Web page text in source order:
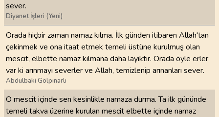
sever.
Diyanet İşleri (Yeni)
Orada hiçbir zaman namaz kılma. İlk günden itibaren Allah'tan
çekinmek ve ona itaat etmek temeli üstüne kurulmuş olan
mescit, elbette namaz kılmana daha layıktır. Orada öyle erler
var ki arınmayı severler ve Allah, temizlenip arınanları sever.
Abdulbaki Gölpınarlı
O mescit içinde sen kesinlikle namaza durma. Ta ilk gününde
temeli takva üzerine kurulan mescit elbette içinde namaz